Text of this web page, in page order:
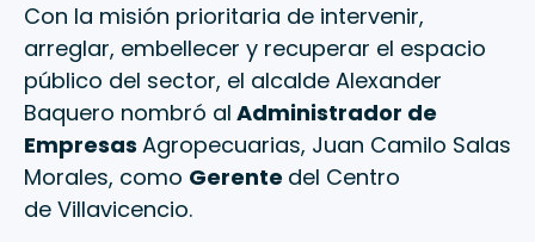
Con la misión prioritaria de intervenir,
arreglar, embellecer y recuperar el espacio
público del sector, el alcalde Alexander
Baquero nombró al Administrador de
Empresas Agropecuarias, Juan Camilo Salas
Morales, como Gerente del Centro
de Villavicencio.